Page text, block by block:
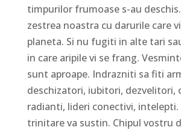
timpurilor frumoase s-au
zestrea noastra cu darurile care
planeta. Si nu fugiti in alte tari
in care aripile vi se frang.
sunt aproape. Indrazniti sa fiti
deschizatori, iubitori, dezvelitori,
radianti, lideri conectivi, intelepti.
trinitare va sustin. Chipul vostru